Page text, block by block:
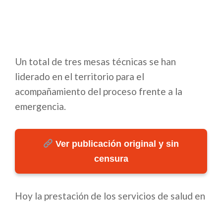
Un total de tres mesas técnicas se han
liderado en el territorio para el
acompañamiento del proceso frente a la
emergencia.
Ver publicación original y sin
censura
Hoy la prestación de los servicios de salud en